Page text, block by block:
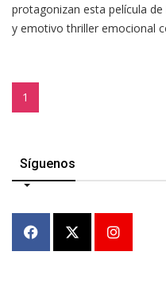
protagonizan esta película
y emotivo thriller emocional
1
Síguenos